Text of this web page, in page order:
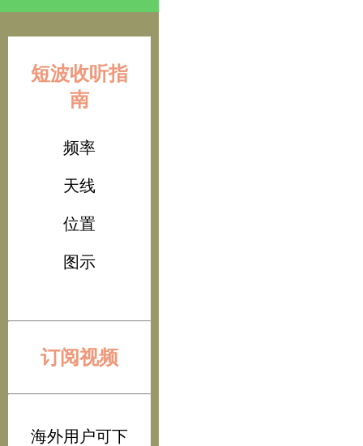
短波收听指
南
频率
天线
位置
图示
订阅视频
海外用户可下